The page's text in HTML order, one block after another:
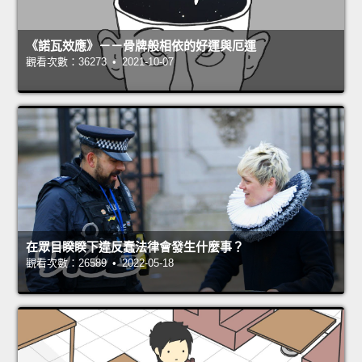
《諾瓦效應》－－骨牌般相依的好運與厄運
觀看次數：36273 • 2021-10-07
在眾目睽睽下違反蠢法律會發生什麼事？
觀看次數：26589 • 2022-05-18